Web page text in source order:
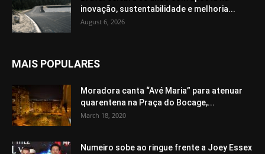
inovação, sustentabilidade e melhoria...
August 6, 2026
MAIS POPULARES
Moradora canta “Avé Maria” para atenuar
quarentena na Praça do Bocage,...
March 18, 2020
Numeiro sobe ao ringue frente a Joey Essex